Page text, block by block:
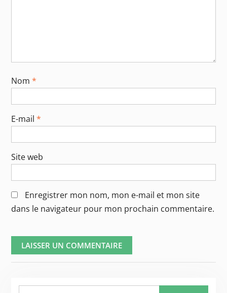
Nom *
E-mail *
Site web
Enregistrer mon nom, mon e-mail et mon site
dans le navigateur pour mon prochain commentaire.